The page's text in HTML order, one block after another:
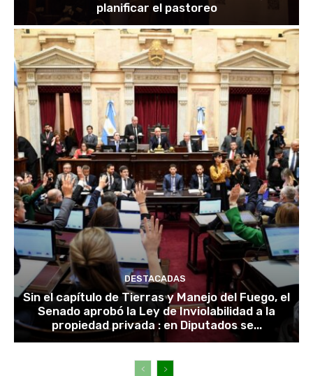
planificar el pastoreo
DESTACADAS
Sin el capítulo de Tierras y Manejo del Fuego, el
Senado aprobó la Ley de Inviolabilidad a la
propiedad privada : en Diputados se...